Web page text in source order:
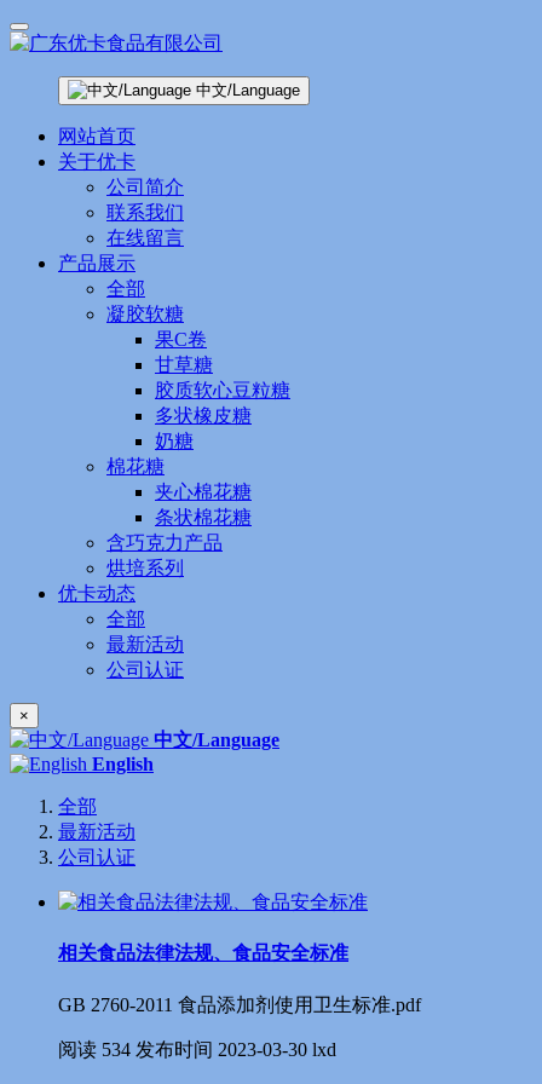
中文/Language
网站首页
关于优卡
公司简介
联系我们
在线留言
产品展示
全部
凝胶软糖
果C卷
甘草糖
胶质软心豆粒糖
多状橡皮糖
奶糖
棉花糖
夹心棉花糖
条状棉花糖
含巧克力产品
烘培系列
优卡动态
全部
最新活动
公司认证
×
中文/Language
English
全部
最新活动
公司认证
相关食品法律法规、食品安全标准
GB 2760-2011 食品添加剂使用卫生标准.pdf
阅读 534 发布时间 2023-03-30 lxd